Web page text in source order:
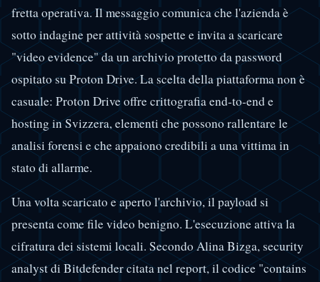
fretta operativa. Il messaggio comunica che l'azienda è
sotto indagine per attività sospette e invita a scaricare
"video evidence" da un archivio protetto da password
ospitato su Proton Drive. La scelta della piattaforma non è
casuale: Proton Drive offre crittografia end-to-end e
hosting in Svizzera, elementi che possono rallentare le
analisi forensi e che appaiono credibili a una vittima in
stato di allarme.
Una volta scaricato e aperto l'archivio, il payload si
presenta come file video benigno. L'esecuzione attiva la
cifratura dei sistemi locali. Secondo Alina Bizga, security
analyst di Bitdefender citata nel report, il codice "contains